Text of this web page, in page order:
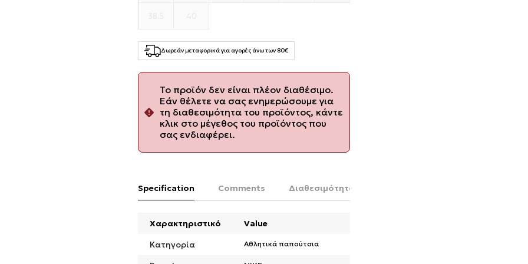
Δωρεάν μεταφορικά για αγορές άνω των 80€
Το προϊόν δεν είναι πλέον διαθέσιμο.
Εάν θέλετε να σας ενημερώσουμε για
τη διαθεσιμότητα του προϊόντος, κάντε
κλικ στο μέγεθος του προϊόντος που
σας ενδιαφέρει.
Specification Comments Διαθεσιμότητα στο κατάστημα
Χαρακτηριστικό
Value
Κατηγορία
Αθλητικά παπούτσια